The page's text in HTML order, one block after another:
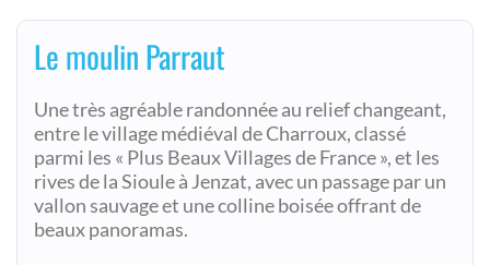
Le moulin Parraut
Une très agréable randonnée au relief changeant,
entre le village médiéval de Charroux, classé
parmi les « Plus Beaux Villages de France », et les
rives de la Sioule à Jenzat, avec un passage par un
vallon sauvage et une colline boisée offrant de
beaux panoramas.